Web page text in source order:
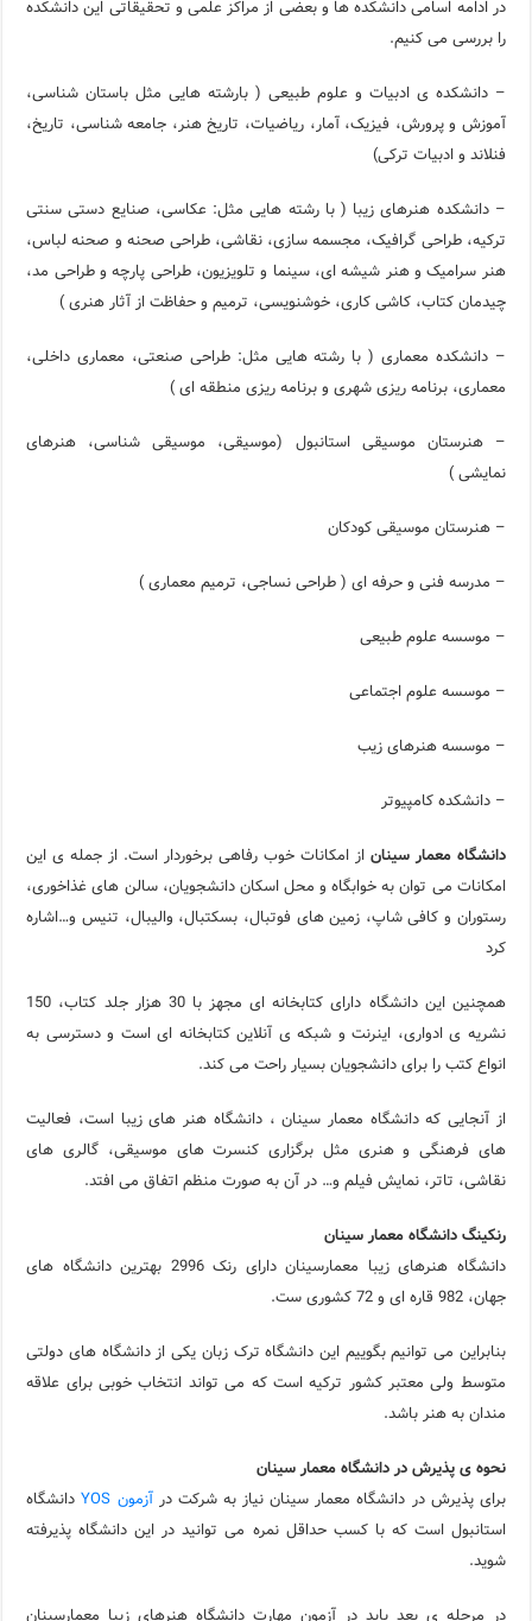
در ادامه اسامی دانشکده ها و بعضی از مراکز علمی و تحقیقاتی این دانشکده
را بررسی می کنیم.
– دانشکده ی ادبیات و علوم طبیعی ( بارشته هایی مثل باستان شناسی،
آموزش و پرورش، فیزیک، آمار، ریاضیات، تاریخ هنر، جامعه شناسی، تاریخ،
فنلاند و ادبیات ترکی)
– دانشکده هنرهای زیبا ( با رشته هایی مثل: عکاسی، صنایع دستی سنتی
ترکیه، طراحی گرافیک، مجسمه سازی، نقاشی، طراحی صحنه و صحنه لباس،
هنر سرامیک و هنر شیشه ای، سینما و تلویزیون، طراحی پارچه و طراحی مد،
چیدمان کتاب، کاشی کاری، خوشنویسی، ترمیم و حفاظت از آثار هنری )
– دانشکده معماری ( با رشته هایی مثل: طراحی صنعتی، معماری داخلی،
معماری، برنامه ریزی شهری و برنامه ریزی منطقه ای )
– هنرستان موسیقی استانبول (موسیقی، موسیقی شناسی، هنرهای
نمایشی )
– هنرستان موسیقی کودکان
– مدرسه فنی و حرفه ای ( طراحی نساجی، ترمیم معماری )
– موسسه علوم طبیعی
– موسسه علوم اجتماعی
– موسسه هنرهای زیب
– دانشکده کامپیوتر
دانشگاه معمار سینان از امکانات خوب رفاهی برخوردار است. از جمله ی این
امکانات می توان به خوابگاه و محل اسکان دانشجویان، سالن های غذاخوری،
رستوران و کافی شاپ، زمین های فوتبال، بسکتبال، والیبال، تنیس و…اشاره
کرد
همچنین این دانشگاه دارای کتابخانه ای مجهز با 30 هزار جلد کتاب، 150
نشریه ی ادواری، اینرنت و شبکه ی آنلاین کتابخانه ای است و دسترسی به
انواع کتب را برای دانشجویان بسیار راحت می کند.
از آنجایی که دانشگاه معمار سینان ، دانشگاه هنر های زیبا است، فعالیت
های فرهنگی و هنری مثل برگزاری کنسرت های موسیقی، گالری های
نقاشی، تاتر، نمایش فیلم و… در آن به صورت منظم اتفاق می افتد.
رنکینگ دانشگاه معمار سینان
دانشگاه هنرهای زیبا معمارسینان دارای رنک 2996 بهترین دانشگاه های
جهان، 982 قاره ای و 72 کشوری ست.
بنابراین می توانیم بگوییم این دانشگاه ترک زبان یکی از دانشگاه های دولتی
متوسط ولی معتبر کشور ترکیه است که می تواند انتخاب خوبی برای علاقه
مندان به هنر باشد.
نحوه ی پذیرش در دانشگاه معمار سینان
برای پذیرش در دانشگاه معمار سینان نیاز به شرکت درآزمون YOS
دانشگاه
استانبول است که با کسب حداقل نمره می توانید در این دانشگاه پذیرفته
شوید.